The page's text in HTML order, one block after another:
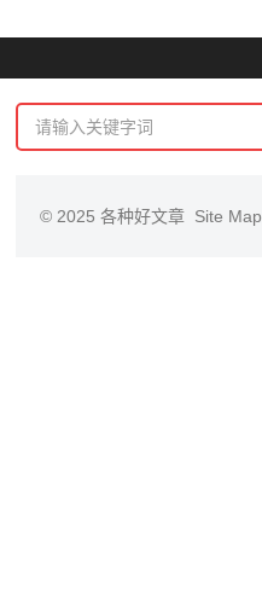
© 2025 各种好文章 Site Map